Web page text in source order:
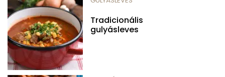
Tradicionális
gulyásleves